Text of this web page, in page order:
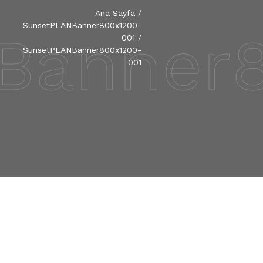
Ana Sayfa /
SunsetPLANBanner800x1200-
001 /
SunsetPLANBanner800x1200-
001